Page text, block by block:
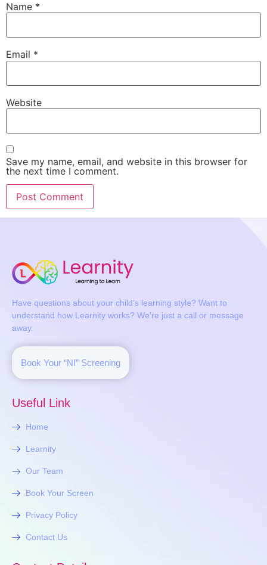
Name *
Email *
Website
Save my name, email, and website in this browser for
the next time I comment.
Have questions about your child’s learning style? Want to
understand how Learnity works? We’re just a call or message
away.
Book Your “NI” Screening
Useful Link
Home
Learnity
Our Team
Book Your Screen
Privacy Policy
Contact Us